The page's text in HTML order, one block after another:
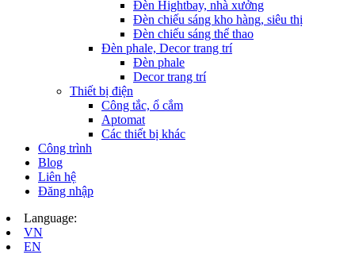
Đèn Hightbay, nhà xưởng
Đèn chiếu sáng kho hàng, siêu thị
Đèn chiếu sáng thể thao
Đèn phale, Decor trang trí
Đèn phale
Decor trang trí
Thiết bị điện
Công tắc, ổ cắm
Aptomat
Các thiết bị khác
Công trình
Blog
Liên hệ
Đăng nhập
Language:
VN
EN